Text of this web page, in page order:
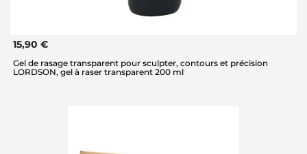
15,90 €
Gel de rasage transparent pour sculpter, contours et précision
LORDSON, gel à raser transparent 200 ml